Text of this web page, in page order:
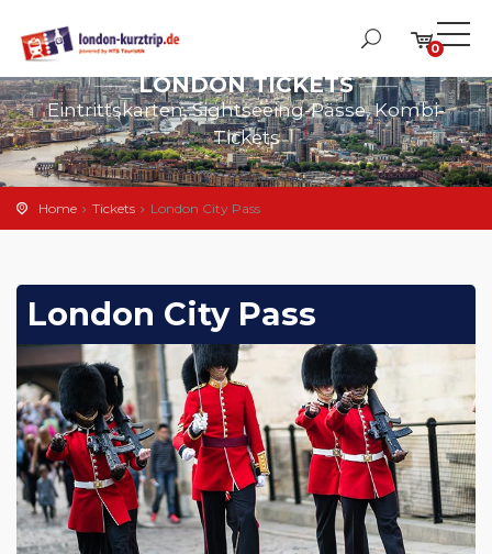
0
LONDON TICKETS
Eintrittskarten, Sightseeing-Pässe, Kombi-
Tickets
Home Tickets London City Pass
London City Pass